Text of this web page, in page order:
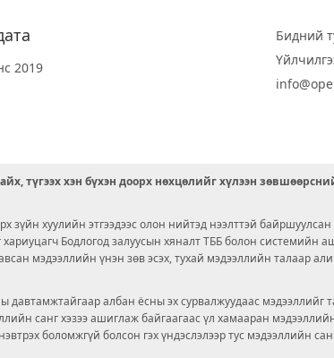
2019
Бидний
OPENDATA LAB MONGOLIA.
түгээх хэн бүхэн доорх нөхцөлийг хүлээн
хуулийн этгээдээс олон нийтэд нээлттэй
Бодлогод залуусын хяналт ТББ болон системийн
мэдээллийн үнэн зөв эсэх, тухай мэдээллийн талаар
албан ёсны эх сурвалжуудаас мэдээллийг
санг хэзээ ашиглаж байгаагаас үл хамааран
боломжгүй болсон гэх үндэслэлээр тус мэдээллийн